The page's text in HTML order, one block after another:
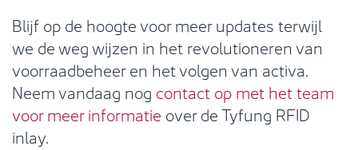
Blijf op de hoogte voor meer updates terwijl
we de weg wijzen in het revolutioneren van
voorraadbeheer en het volgen van activa.
Neem vandaag nog contact op met het team
voor meer informatie over de Tyfung RFID
inlay.